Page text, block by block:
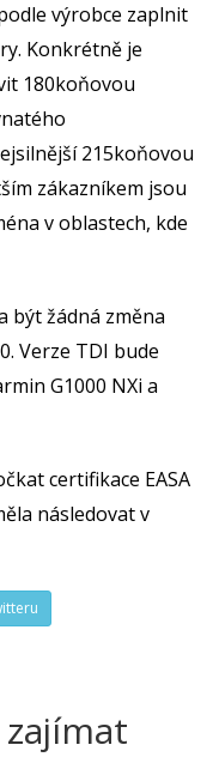
výrobce zaplnit
Konkrétně je
180koňovou
215koňovou
zákazníkem jsou
v oblastech, kde
být žádná změna
Verze TDI bude
G1000 NXi a
certifikace EASA
následovat v